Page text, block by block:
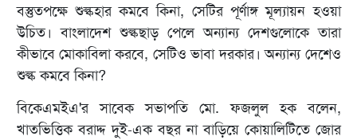
বস্তুতপক্ষে শুল্কহার কমবে কিনা, সেটির পূর্ণাঙ্গ মূল্যায়ন হওয়া
উচিত। বাংলাদেশ শুল্কছাড় পেলে অন্যান্য দেশগুলোকে তারা
কীভাবে মোকাবিলা করবে, সেটিও ভাবা দরকার। অন্যান্য দেশেও
শুল্ক কমবে কিনা?
বিকেএমইএ'র সাবেক সভাপতি মো. ফজলুল হক বলেন,
খাতভিত্তিক বরাদ্দ দুই-এক বছর না বাড়িয়ে কোয়ালিটিতে জোর